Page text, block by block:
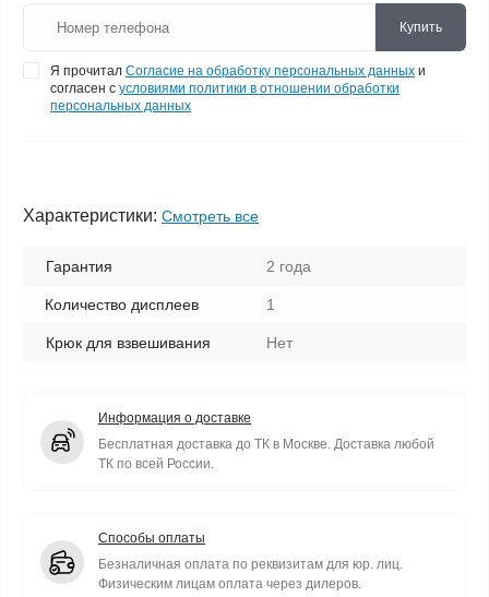
Купить
Я прочитал Согласие на обработку персональных данных и
согласен с условиями политики в отношении обработки
персональных данных
Характеристики: Смотреть все
Гарантия 2 года
Количество дисплеев 1
Крюк для взвешивания Нет
Информация о доставке
Бесплатная доставка до ТК в Москве. Доставка любой
ТК по всей России.
Способы оплаты
Безналичная оплата по реквизитам для юр. лиц.
Физическим лицам оплата через дилеров.